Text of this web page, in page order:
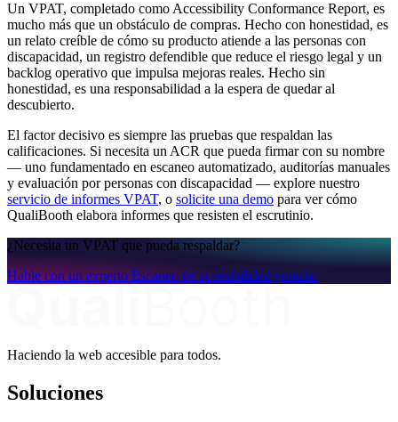
Un VPAT, completado como Accessibility Conformance Report, es
mucho más que un obstáculo de compras. Hecho con honestidad, es
un relato creíble de cómo su producto atiende a las personas con
discapacidad, un registro defendible que reduce el riesgo legal y un
backlog operativo que impulsa mejoras reales. Hecho sin
honestidad, es una responsabilidad a la espera de quedar al
descubierto.
El factor decisivo es siempre las pruebas que respaldan las
calificaciones. Si necesita un ACR que pueda firmar con su nombre
— uno fundamentado en escaneo automatizado, auditorías manuales
y evaluación por personas con discapacidad — explore nuestro
servicio de informes VPAT, o solicite una demo para ver cómo
QualiBooth elabora informes que resisten el escrutinio.
¿Necesita un VPAT que pueda respaldar?
Hable con un experto Escaneo de accesibilidad gratuito
Haciendo la web accesible para todos.
Soluciones